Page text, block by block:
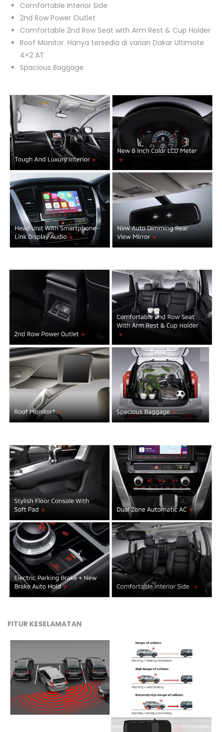
Comfortable Interior Side
2nd Row Power Outlet
Comfortable 2nd Row Seat with Arm Rest & Cup Holder
Roof Monitor. Hanya tersedia di varian Dakar Ultimate
4×2 AT
Spacious Baggage
FITUR KESELAMATAN